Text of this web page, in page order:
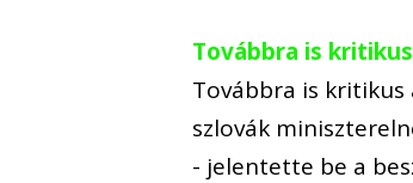
Továbbra is
Továbbra is
szlovák
- jelentette be a